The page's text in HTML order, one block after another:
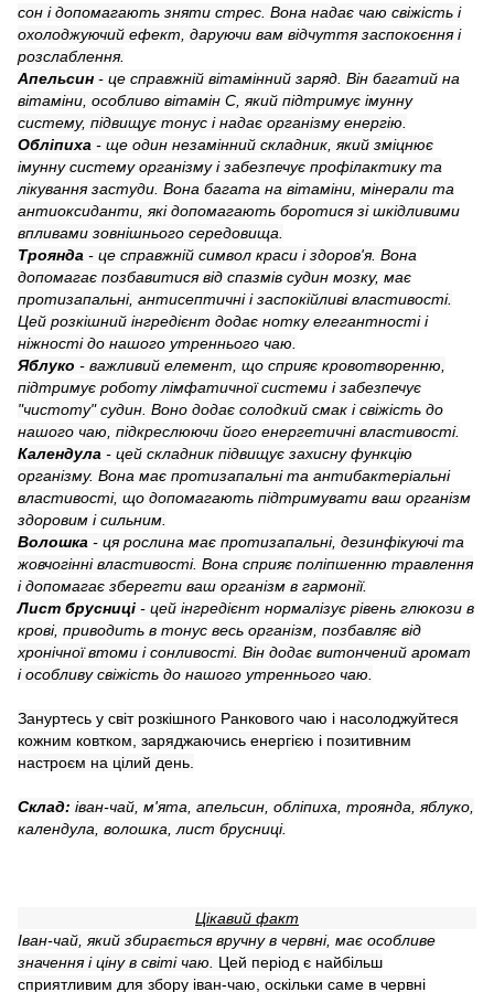
сон і допомагають зняти стрес. Вона надає чаю свіжість і
охолоджуючий ефект, даруючи вам відчуття заспокоєння і
розслаблення.
Апельсин - це справжній вітамінний заряд. Він багатий на
вітаміни, особливо вітамін С, який підтримує імунну
систему, підвищує тонус і надає організму енергію.
Обліпиха - ще один незамінний складник, який зміцнює
імунну систему організму і забезпечує профілактику та
лікування застуди. Вона багата на вітаміни, мінерали та
антиоксиданти, які допомагають боротися зі шкідливими
впливами зовнішнього середовища.
Троянда - це справжній символ краси і здоров'я. Вона
допомагає позбавитися від спазмів судин мозку, має
протизапальні, антисептичні і заспокійливі властивості.
Цей розкішний інгредієнт додає нотку елегантності і
ніжності до нашого утреннього чаю.
Яблуко - важливий елемент, що сприяє кровотворенню,
підтримує роботу лімфатичної системи і забезпечує
"чистоту" судин. Воно додає солодкий смак і свіжість до
нашого чаю, підкреслюючи його енергетичні властивості.
Календула - цей складник підвищує захисну функцію
організму. Вона має протизапальні та антибактеріальні
властивості, що допомагають підтримувати ваш організм
здоровим і сильним.
Волошка - ця рослина має протизапальні, дезинфікуючі та
жовчогінні властивості. Вона сприяє поліпшенню травлення
і допомагає зберегти ваш організм в гармонії.
Лист брусниці - цей інгредієнт нормалізує рівень глюкози в
крові, приводить в тонус весь організм, позбавляє від
хронічної втоми і сонливості. Він додає витончений аромат
і особливу свіжість до нашого утреннього чаю.
Зануртесь у світ розкішного Ранкового чаю і насолоджуйтеся
кожним ковтком, заряджаючись енергією і позитивним
настроєм на цілий день.
Склад: іван-чай, м'ята, апельсин, обліпиха, троянда, яблуко,
календула, волошка, лист брусниці.
Цікавий факт
Іван-чай, який збирається вручну в червні, має особливе
значення і ціну в світі чаю.
Цей період є найбільш
сприятливим для збору іван-чаю, оскільки саме в червні